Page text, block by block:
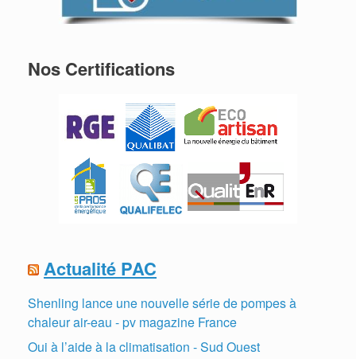
Nos Certifications
Actualité PAC
Shenling lance une nouvelle série de pompes à
chaleur air-eau - pv magazine France
Oui à l’aide à la climatisation - Sud Ouest